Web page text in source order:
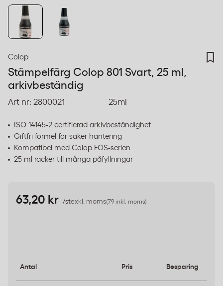
Colop
Stämpelfärg Colop 801 Svart, 25 ml,
arkivbeständig
Art nr: 2800021 25ml
ISO 14145-2 certifierad arkivbeständighet
Giftfri formel för säker hantering
Kompatibel med Colop EOS-serien
25 ml räcker till många påfyllningar
63,20 kr /stexkl. moms(79 inkl. moms)
Antal Pris Besparing